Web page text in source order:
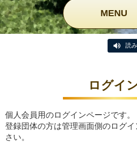
MENU
読
ログイ
個人会員用のログインページです。
登録団体の方は管理画面側のログ
さい。